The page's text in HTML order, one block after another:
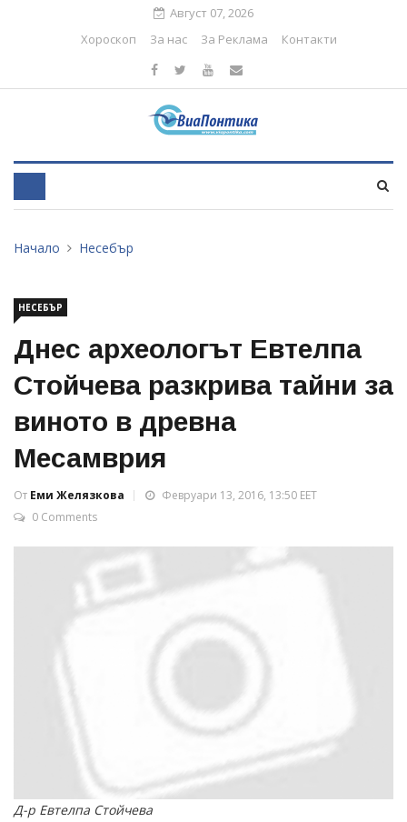
Август 07, 2026
Хороскоп
За нас За Реклама Контакти
Начало Несебър
НЕСЕБЪР
Днес археологът Евтелпа
Стойчева разкрива тайни за
виното в древна
Месамврия
От Еми Желязкова
Февруари 13, 2016, 13:50 EET
0 Comments
Д-р Евтелпа Стойчева